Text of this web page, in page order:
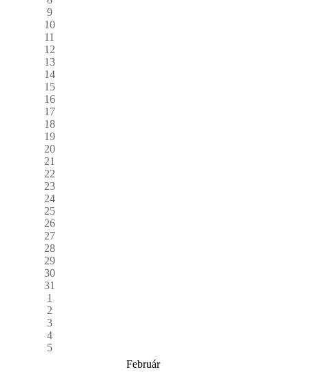
9
10
11
12
13
14
15
16
17
18
19
20
21
22
23
24
25
26
27
28
29
30
31
1
2
3
4
5
Február